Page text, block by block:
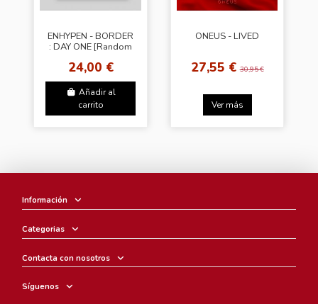
ENHYPEN - BORDER
: DAY ONE [Random
24,00 €
Añadir al
carrito
ONEUS - LIVED
27,55 €30,95 €
Ver más
Información
Categorias
Contacta con nosotros
Síguenos